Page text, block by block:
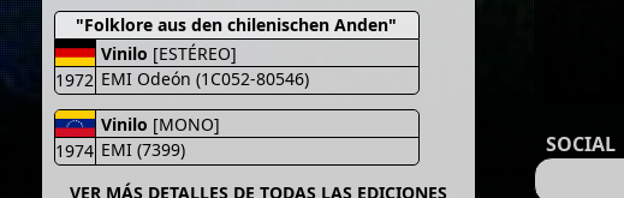
"Folklore aus den chilenischen Anden"
1972
Vinilo [ESTÉREO]
EMI Odeón (1C052-80546)
1974
Vinilo [MONO]
EMI (7399)
VER MÁS DETALLES DE TODAS LAS EDICIONES
SOCIAL